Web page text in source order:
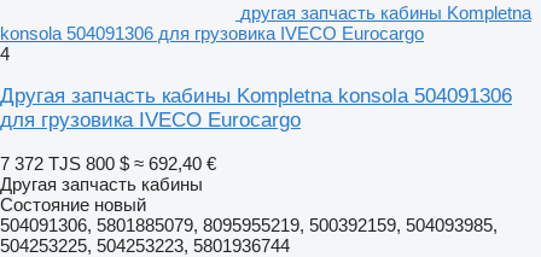
другая запчасть кабины Kompletna
konsola 504091306 для грузовика IVECO Eurocargo
4
Другая запчасть кабины Kompletna konsola 504091306
для грузовика IVECO Eurocargo
7 372 TJS 800 $ ≈ 692,40 €
Другая запчасть кабины
Состояние новый
504091306, 5801885079, 8095955219, 500392159, 504093985,
504253225, 504253223, 5801936744